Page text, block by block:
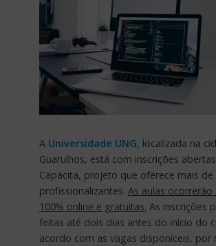
A Universidade UNG, localizada na
Guarulhos, está com inscrições
Capacita, projeto que oferece mais de
profissionalizantes. As aulas
100% online e gratuitas. As inscrições
feitas até dois dias antes do início do
acordo com as vagas disponíceis, por